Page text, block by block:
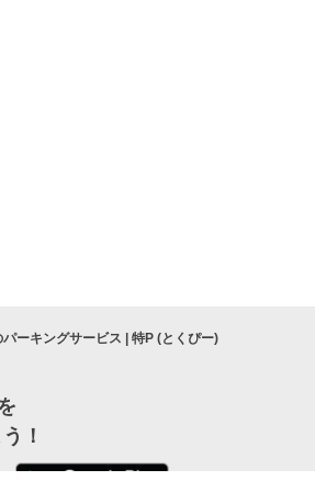
ーキングサービス | 特P (とくぴー)
！